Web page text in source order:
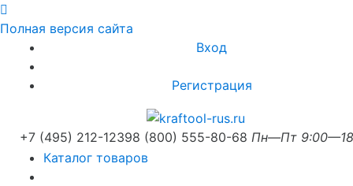
Полная версия сайта
Вход
Регистрация
+7 (495) 212-12398 (800) 555-80-68 Пн—Пт
Каталог товаров